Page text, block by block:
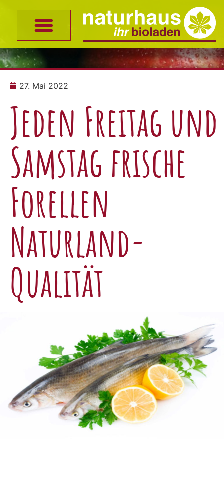
27. Mai 2022
Jeden Freitag und
Samstag frische
Forellen
Naturland-
Qualität